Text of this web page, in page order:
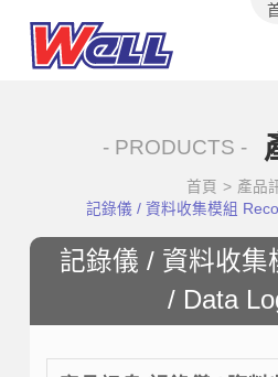
- PRODUCTS -
首頁 > 產品
記錄儀 / 資料收集模組
記錄儀 / 資料收集
/ Data